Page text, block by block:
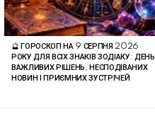
🔮 ГОРОСКОП НА 9 СЕРПНЯ 2026
РОКУ ДЛЯ ВСІХ ЗНАКІВ ЗОДІАКУ: ДЕНЬ
ВАЖЛИВИХ РІШЕНЬ, НЕСПОДІВАНИХ
НОВИН І ПРИЄМНИХ ЗУСТРІЧЕЙ